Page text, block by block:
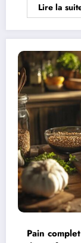
Lire la
Pain